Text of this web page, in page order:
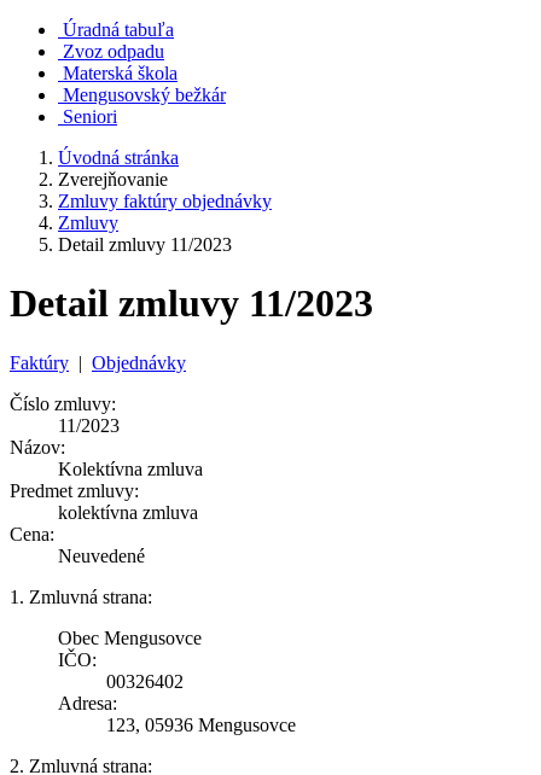
Úradná tabuľa
Zvoz odpadu
Materská škola
Mengusovský bežkár
Seniori
Úvodná stránka
Zverejňovanie
Zmluvy faktúry objednávky
Zmluvy
Detail zmluvy 11/2023
Detail zmluvy 11/2023
Faktúry | Objednávky
Číslo zmluvy:
11/2023
Názov:
Kolektívna zmluva
Predmet zmluvy:
kolektívna zmluva
Cena:
Neuvedené
1. Zmluvná strana:
Obec Mengusovce
IČO:
00326402
Adresa:
123, 05936 Mengusovce
2. Zmluvná strana: